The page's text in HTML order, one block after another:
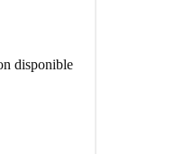
disponible